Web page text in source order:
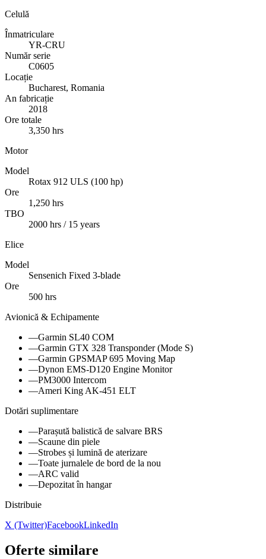
Celulă
Înmatriculare
YR-CRU
Număr serie
C0605
Locație
Bucharest, Romania
An fabricație
2018
Ore totale
3,350 hrs
Motor
Model
Rotax 912 ULS (100 hp)
Ore
1,250 hrs
TBO
2000 hrs / 15 years
Elice
Model
Sensenich Fixed 3-blade
Ore
500 hrs
Avionică & Echipamente
—Garmin SL40 COM
—Garmin GTX 328 Transponder (Mode S)
—Garmin GPSMAP 695 Moving Map
—Dynon EMS-D120 Engine Monitor
—PM3000 Intercom
—Ameri King AK-451 ELT
Dotări suplimentare
—Parașută balistică de salvare BRS
—Scaune din piele
—Strobes și lumină de aterizare
—Toate jurnalele de bord de la nou
—ARC valid
—Depozitat în hangar
Distribuie
X (Twitter)FacebookLinkedIn
Oferte similare